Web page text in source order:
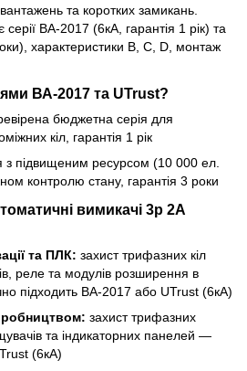
та коротких замикань.
ВА-2017 (6кА, гарантія 1 рік) та
характеристики B, C, D, монтаж
ВА-2017 та UTrust?
бюджетна серія для
кіл, гарантія 1 рік
з підвищеним ресурсом (10 000 ел.
контролю стану, гарантія 3 роки
вимикачі 3р 2А
та ПЛК: захист трифазних кіл
реле та модулів розширення в
підходить ВА-2017 або UTrust (6кА)
захист трифазних
та індикаторних панелей —
(6кА)